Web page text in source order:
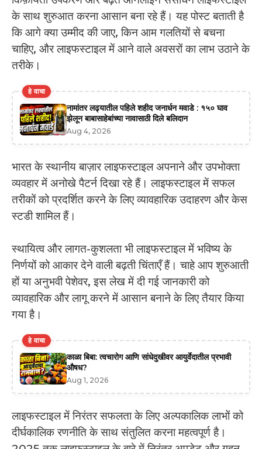
के साथ शुरुआत करना आसान बना रहे हैं। यह पोस्ट बताती है
कि आगे क्या उम्मीद की जाए, किन आम गलतियों से बचना
चाहिए, और लाइफस्टाइल में आने वाले अवसरों का लाभ उठाने के
तरीके।
हे वाचा
नामांतर लढ्यातील पहिले शहीद जनार्धन मवाडे : १५० घाव
झेलून बाबासाहेबांच्या नावासाठी दिले बलिदान
Aug 4, 2026
भारत के स्थानीय बाज़ार लाइफस्टाइल अपनाने और उपभोक्ता
व्यवहार में अनोखे पैटर्न दिखा रहे हैं। लाइफस्टाइल में सफल
तरीकों को प्रदर्शित करने के लिए व्यावहारिक उदाहरण और केस
स्टडी शामिल हैं।
स्थायित्व और लागत-कुशलता भी लाइफस्टाइल में भविष्य के
निर्णयों को आकार देने वाली बढ़ती चिंताएँ हैं। चाहे आप शुरुआती
हों या अनुभवी पेशेवर, इस लेख में दी गई जानकारी को
व्यावहारिक और लागू करने में आसान बनाने के लिए तैयार किया
गया है।
हे वाचा
काळा बिबा: त्वचारोग आणि सांधेदुखीवर आयुर्वेदातील प्रभावी
औषध?
Aug 1, 2026
लाइफस्टाइल में निरंतर सफलता के लिए अल्पकालिक लाभों को
दीर्घकालिक रणनीति के साथ संतुलित करना महत्वपूर्ण है।